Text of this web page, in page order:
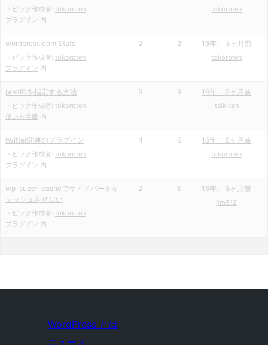
トピック作成者: tokoroten
プラグイン 内
tokoroten
wordpress.com Stats
トピック作成者: tokoroten
プラグイン 内
2 2 16年、 3ヶ月前
tokoroten
postIDを指定する方法
トピック作成者: tokoroten
使い方全般 内
5 9 16年、 5ヶ月前
taikiken
twitter関連のプラグイン
トピック作成者: tokoroten
プラグイン 内
4 6 16年、 5ヶ月前
tokoroten
wp-super-casheでサイドバーをキ
ャッシュさせない
トピック作成者: tokoroten
プラグイン 内
2 3 16年、 8ヶ月前
jim912
WordPress とは
ニュース